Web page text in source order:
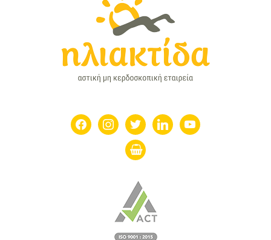
facebookinstagramtwitter linkedin youtube
shopping-
basket